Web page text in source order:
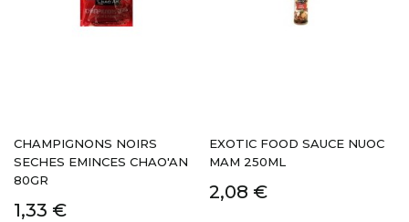
CHAMPIGNONS NOIRS
SECHES EMINCES CHAO'AN
80GR
1,33 €
EXOTIC FOOD SAUCE NUOC
MAM 250ML
2,08 €